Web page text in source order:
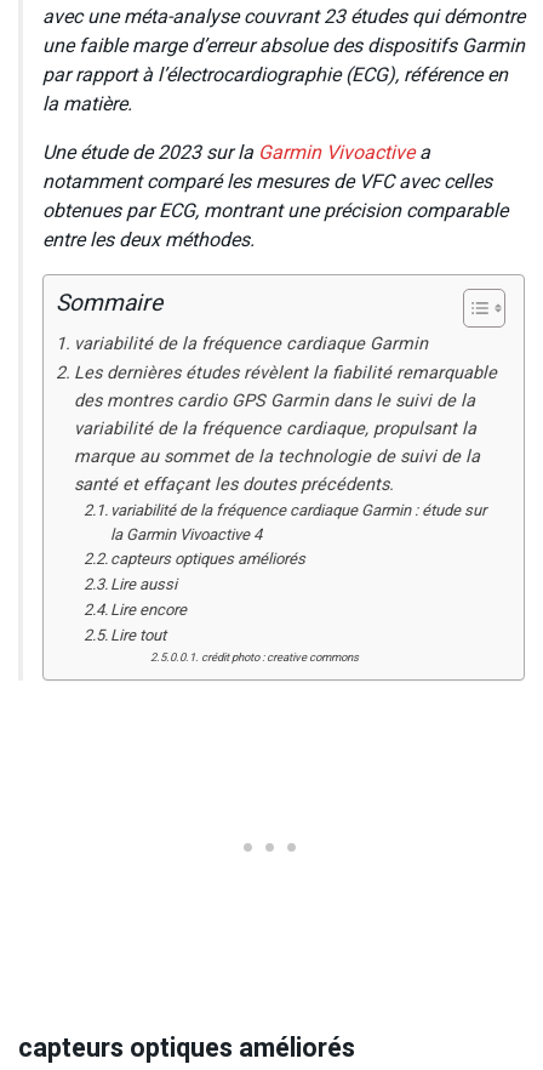
avec une méta-analyse couvrant 23 études qui démontre
une faible marge d’erreur absolue des dispositifs Garmin
par rapport à l’électrocardiographie (ECG), référence en
la matière.
Une étude de 2023 sur la Garmin Vivoactivea
notamment comparé les mesures de VFC avec celles
obtenues par ECG, montrant une précision comparable
entre les deux méthodes.
Sommaire
variabilité de la fréquence cardiaque Garmin
Les dernières études révèlent la fiabilité remarquable
des montres cardio GPS Garmin dans le suivi de la
variabilité de la fréquence cardiaque, propulsant la
marque au sommet de la technologie de suivi de la
santé et effaçant les doutes précédents.
variabilité de la fréquence cardiaque Garmin : étude sur
la Garmin Vivoactive 4
capteurs optiques améliorés
Lire aussi
Lire encore
Lire tout
crédit photo : creative commons
capteurs optiques améliorés